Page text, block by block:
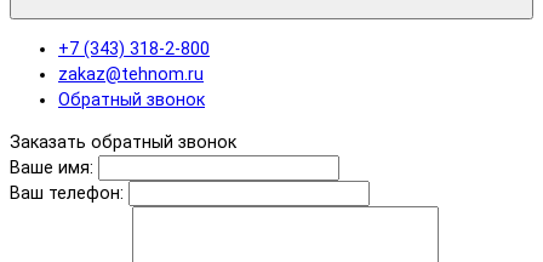
+7 (343) 318-2-800
zakaz@tehnom.ru
Обратный звонок
Заказать обратный звонок
Ваше имя:
Ваш телефон: